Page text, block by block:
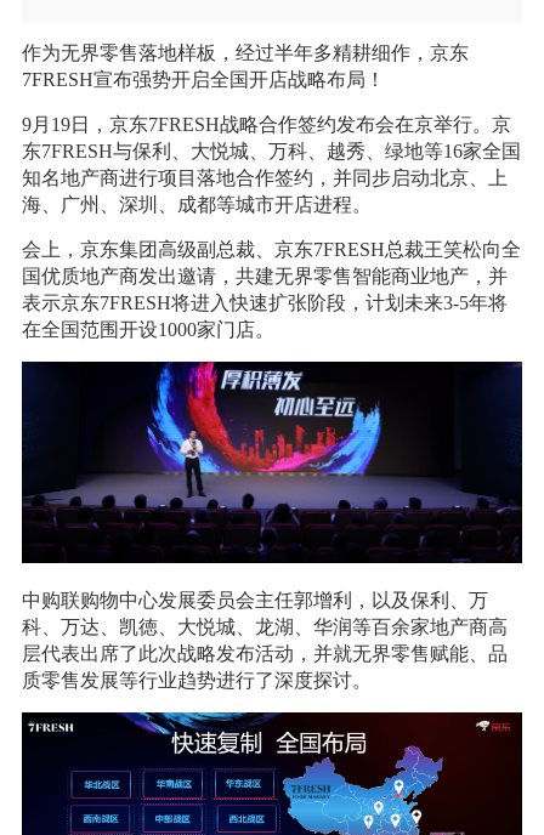
作为无界零售落地样板，经过半年多精耕细作，京东
7FRESH宣布强势开启全国开店战略布局！
9月19日，京东7FRESH战略合作签约发布会在京举行。京
东7FRESH与保利、大悦城、万科、越秀、绿地等16家全国
知名地产商进行项目落地合作签约，并同步启动北京、上
海、广州、深圳、成都等城市开店进程。
会上，京东集团高级副总裁、京东7FRESH总裁王笑松向全
国优质地产商发出邀请，共建无界零售智能商业地产，并
表示京东7FRESH将进入快速扩张阶段，计划未来3-5年将
在全国范围开设1000家门店。
中购联购物中心发展委员会主任郭增利，以及保利、万
科、万达、凯徳、大悦城、龙湖、华润等百余家地产商高
层代表出席了此次战略发布活动，并就无界零售赋能、品
质零售发展等行业趋势进行了深度探讨。